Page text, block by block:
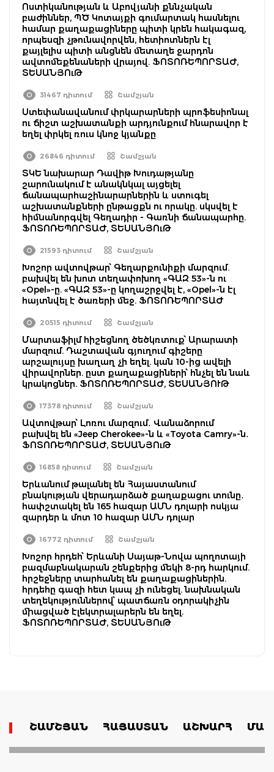
Ոստիկանության և Աբովյանի քննչական
բաժիններ, ՊԾ Կոտայքի գումարտակ հասնելու
համար քաղաքացիները պիտի կրեն հակագազ,
որպեսզի չթունավորվեն, հետիոտներն էլ
քայլելիս պիտի անցնեն մետաղե ջարդոն
ավտոմեքենաների վրայով. ՖՈՏՈՌԵՊՈՐՏԱԺ,
ՏԵՍԱՆՅՈւԹ
31467 դիտում Շամշյան
Ստեփանավանում փրկարարների պրոֆեսիոնալ
ու ճիշտ աշխատանքի արդյունքում հնարավոր է
եղել փրկել ռուս կնոջ կյանքը
26846 դիտում Շամշյան
ՏԿԵ նախարար Դավիթ Խուդաթյանը
շարունակում է անակնկալ այցելել
ճանապարհաշինարարներին և ստուգել
աշխատանքների ընթացքն ու որակը. սկսվել է
հիմնանորգվել Գեղադիր - Գառնի ճանապարհը.
ՖՈՏՈՌԵՊՈՐՏԱԺ, ՏԵՍԱՆՅՈւԹ
21593 դիտում Շամշյան
Խոշոր ավտովթար՝ Գեղարքունիքի մարզում.
բախվել են խոտ տեղափոխող «ԳԱԶ 53»-ն ու
«Opel»-ը. «ԳԱԶ 53»-ը կողաշրջվել է, «Opel»-ն էլ
հայտնվել է ծառերի մեջ. ՖՈՏՈՌԵՊՈՐՏԱԺ
20515 դիտում Շամշյան
Մարտաֆիլմ հիշեցնող ծեծկռտուք՝ Արարատի
մարզում. Դաշտավան գյուղում գիշերը
արշալույսը խաղաղ չի եղել. կան 10-ից ավելի
վիրավորներ. ըստ քաղաքացիների՝ հնչել են նաև
կրակոցներ. ՖՈՏՈՌԵՊՈՐՏԱԺ, ՏԵՍԱՆՅՈՒԹ
17378 դիտում Շամշյան
Ավտովթար՝ Լոռու մարզում․ Վանաձորում
բախվել են «Jeep Cherokee»-ն և «Toyota Camry»-ն․
ՖՈՏՈՌԵՊՈՐՏԱԺ, ՏԵՍԱՆՅՈւԹ
16858 դիտում Շամշյան
Երևանում թալանել են Հայաստանում
բնակության վերադարձած քաղաքացու տունը․
հափշտակել են 165 հազար ԱՄՆ դոլարի ոսկյա
զարդեր և մոտ 10 հազար ԱՄՆ դոլար
16772 դիտում Շամշյան
Խոշոր հրդեհ՝ Երևանի Սայաթ-Նովա պողոտայի
բազմաբնակարան շենքերից մեկի 8-րդ հարկում.
հրշեջները տարհանել են քաղաքացիներին.
հրդեհը գազի հետ կապ չի ունեցել. նախնական
տեղեկություններով՝ պատճառն օդորակիչին
միացված էլեկտրալարերն են եղել.
ՖՈՏՈՌԵՊՈՐՏԱԺ, ՏԵՍԱՆՅՈւԹ
ՇԱՄՇՅԱՆ ՀԱՅԱՍՏԱՆ ԱՇԽԱՐՀ